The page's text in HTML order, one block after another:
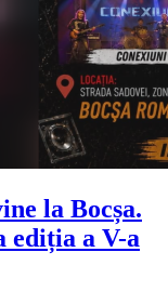
la Bocșa.
ediția a V-a